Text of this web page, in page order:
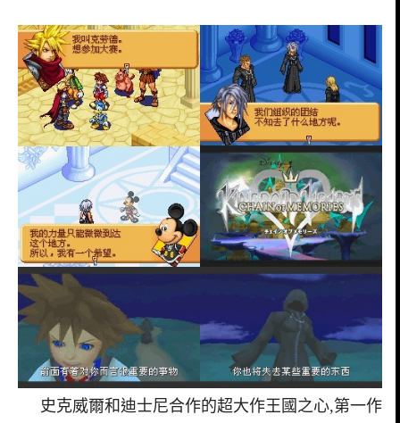
史克威爾和迪士尼合作的超大作王國之心,第一作